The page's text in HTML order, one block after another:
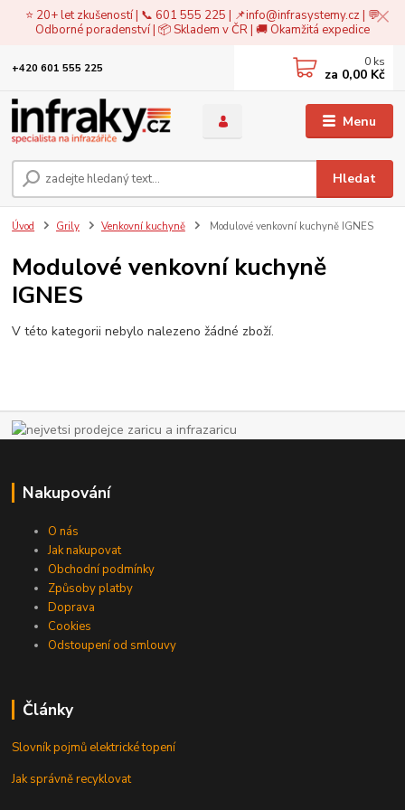
⭐ 20+ let zkušeností | 📞 601 555 225 | 📌info@infrasystemy.cz| 💬
Odborné poradenství | 📦 Skladem v ČR | 🚚 Okamžitá expedice
Menu
Hledat
+420 601 555 225 0 ks
za 0,00 Kč
Úvod Grily Venkovní kuchyně Modulové venkovní kuchyně IGNES
Modulové venkovní kuchyně
IGNES
V této kategorii nebylo nalezeno žádné zboží.
Nakupování
O nás
Jak nakupovat
Obchodní podmínky
Způsoby platby
Doprava
Cookies
Odstoupení od smlouvy
Články
Slovník pojmů elektrické topení
Jak správně recyklovat